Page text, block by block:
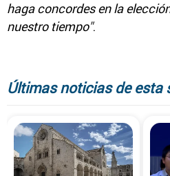
haga concordes en la
nuestro tiempo".
Últimas noticias de esta